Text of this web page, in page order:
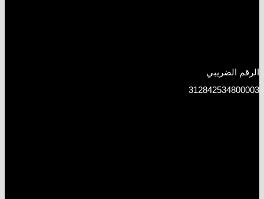
الرقم الضريبي
312842534800003